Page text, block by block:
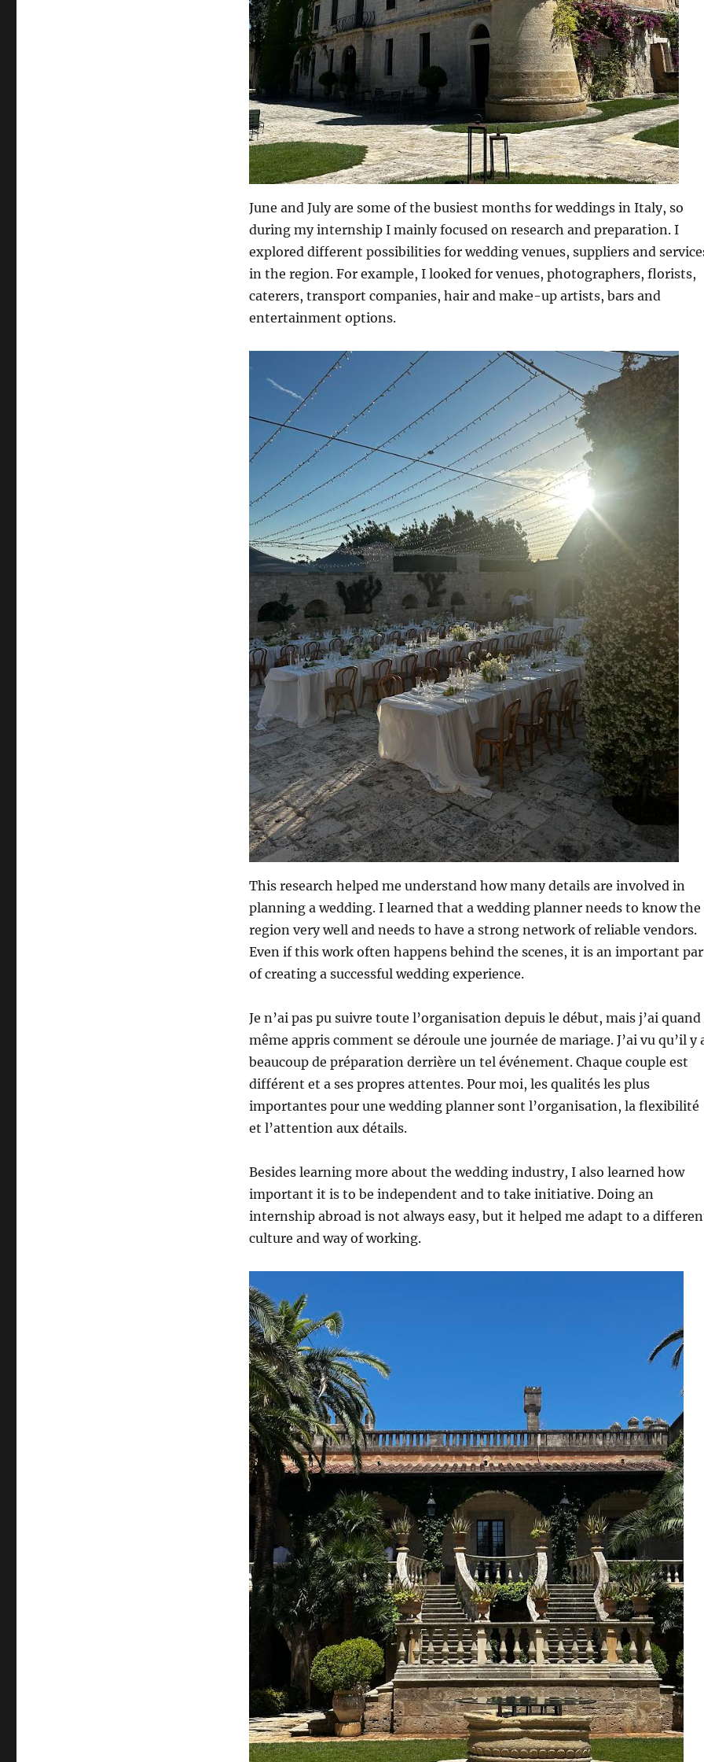
June and July are some of the busiest months for weddings in Italy, so
during my internship I mainly focused on research and preparation. I
explored different possibilities for wedding venues, suppliers and
in the region. For example, I looked for venues, photographers, florists,
caterers, transport companies, hair and make-up artists, bars and
entertainment options.
This research helped me understand how many details are involved in
planning a wedding. I learned that a wedding planner needs to know the
region very well and needs to have a strong network of reliable vendors.
Even if this work often happens behind the scenes, it is an important
of creating a successful wedding experience.
Je n’ai pas pu suivre toute l’organisation depuis le début, mais j’ai quand
même appris comment se déroule une journée de mariage. J’ai vu qu’il y
beaucoup de préparation derrière un tel événement. Chaque couple est
différent et a ses propres attentes. Pour moi, les qualités les plus
importantes pour une wedding planner sont l’organisation, la flexibilité
et l’attention aux détails.
Besides learning more about the wedding industry, I also learned how
important it is to be independent and to take initiative. Doing an
internship abroad is not always easy, but it helped me adapt to a
culture and way of working.